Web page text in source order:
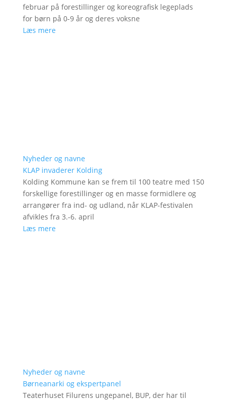
februar på forestillinger og koreografisk legeplads
for børn på 0-9 år og deres voksne
Læs mere
Nyheder og navne
KLAP invaderer Kolding
Kolding Kommune kan se frem til 100 teatre med 150
forskellige forestillinger og en masse formidlere og
arrangører fra ind- og udland, når KLAP-festivalen
afvikles fra 3.-6. april
Læs mere
Nyheder og navne
Børneanarki og ekspertpanel
Teaterhuset Filurens ungepanel, BUP, der har til